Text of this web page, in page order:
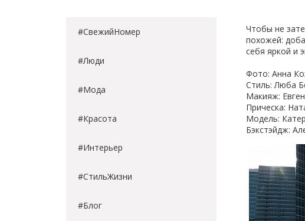
#СвежийНомер
#Люди
#Мода
#Красота
#Интерьер
#СтильЖизни
#Блог
Чтобы не
похожей:
себя яркой и
Фото: Анна
Стиль: Люба
Макияж:
Прическа:
Модель:
Бэкстэйдж: